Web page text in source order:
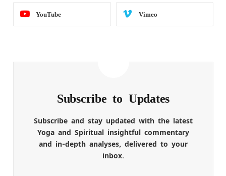
YouTube Vimeo
Subscribe to Updates
Subscribe and stay updated with the latest
Yoga and Spiritual insightful commentary
and in-depth analyses, delivered to your
inbox.